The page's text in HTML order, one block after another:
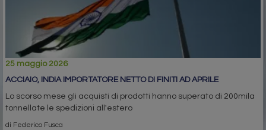
25 maggio 2026
ACCIAIO, INDIA IMPORTATORE NETTO DI FINITI AD APRILE
Lo scorso mese gli acquisti di prodotti hanno superato di 200mila
tonnellate le spedizioni all'estero
di Federico Fusca